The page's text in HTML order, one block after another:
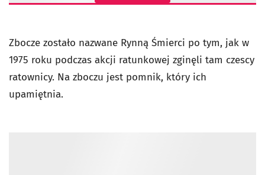
Zbocze zostało nazwane Rynną Śmierci po tym, jak w
1975 roku podczas akcji ratunkowej zginęli tam czescy
ratownicy. Na zboczu jest pomnik, który ich
upamiętnia.